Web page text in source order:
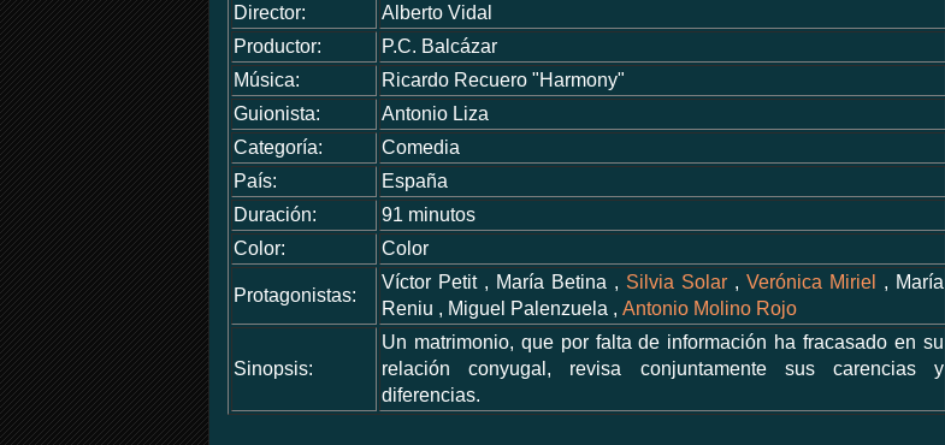
Director:
Alberto Vidal
Productor:
P.C. Balcázar
Música:
Ricardo Recuero "Harmony"
Guionista:
Antonio Liza
Categoría:
Comedia
País:
España
Duración:
91 minutos
Color:
Color
Protagonistas:
Víctor Petit , María Betina , Silvia Solar , Verónica Miriel
, María
Reniu , Miguel Palenzuela , Antonio Molino Rojo
Sinopsis:
Un matrimonio, que por falta de información ha fracasado en su
relación conyugal, revisa conjuntamente sus carencias y
diferencias.